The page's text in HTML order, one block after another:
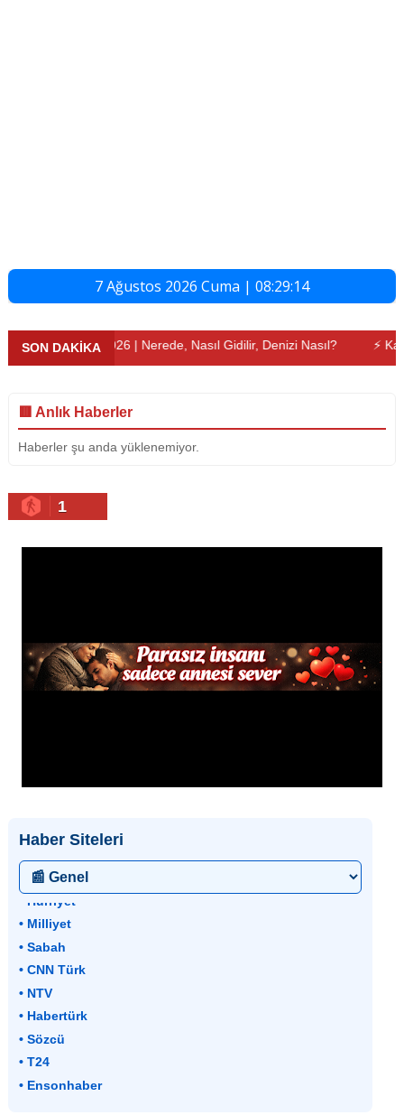
7 Ağustos 2026 Cuma | 08:29:15
SON DAKİKA
Rehberi 2026 | Nerede, Nasıl Gidilir, Denizi Nasıl? ⚡ Kademeli
🟥 Anlık Haberler
Haberler şu anda yüklenemiyor.
1
Haber Siteleri
• Hürriyet
• Milliyet
• Sabah
• CNN Türk
• NTV
• Habertürk
• Sözcü
• T24
• Ensonhaber